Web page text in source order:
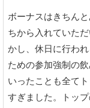
ボーナスはきちん
ちから入れていた
かし、休日に行わ
ための参加強制の
いったことも全て
すぎました。トッ